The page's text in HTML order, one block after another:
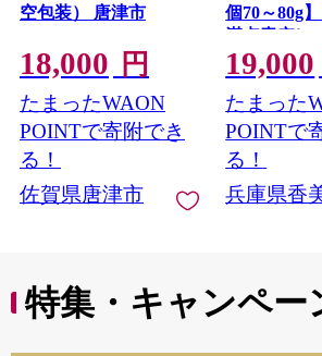
空包装） 唐津市
18,000 円
たまったWAON
POINTで寄附でき
る！
佐賀県唐津市
個70～80g
満点青空レ
国産 アワビ
ビ あわび 海
BBQ レシピ
テレビ TV
おすすめ ふ
税 返礼品 兵
町 香住 山陰
19,000
たまった
POINTで
る！
兵庫県香
特集・キャンペー